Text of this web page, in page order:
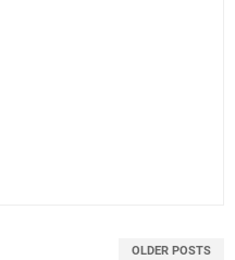
OLDER POSTS